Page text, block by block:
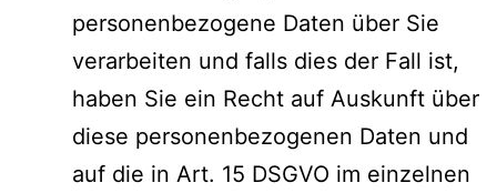
personenbezogene Daten über Sie
verarbeiten und falls dies der Fall ist,
haben Sie ein Recht auf Auskunft über
diese personenbezogenen Daten und
auf die in Art. 15 DSGVO im einzelnen